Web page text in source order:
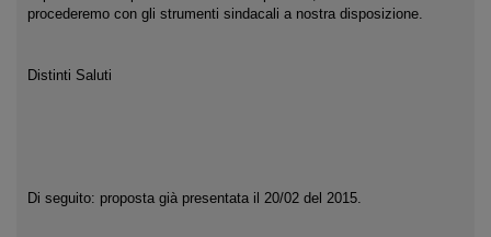
procederemo con gli strumenti sindacali a nostra disposizione.
Distinti Saluti
Di seguito: proposta già presentata il 20/02 del 2015.